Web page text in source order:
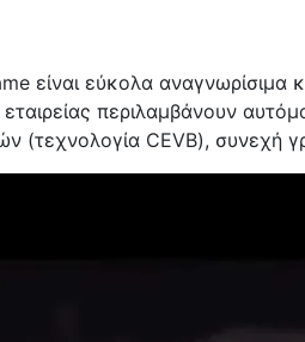
είναι εύκολα αναγνωρίσιμα
περιλαμβάνουν
(τεχνολογία CEVB), συνεχή